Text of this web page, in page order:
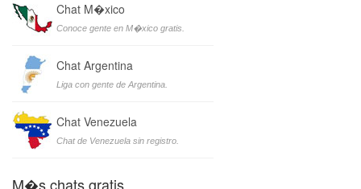
Chat M�xico
Conoce gente en M�xico gratis.
Chat Argentina
Liga con gente de Argentina.
Chat Venezuela
Chat de Venezuela sin registro.
M�s chats gratis